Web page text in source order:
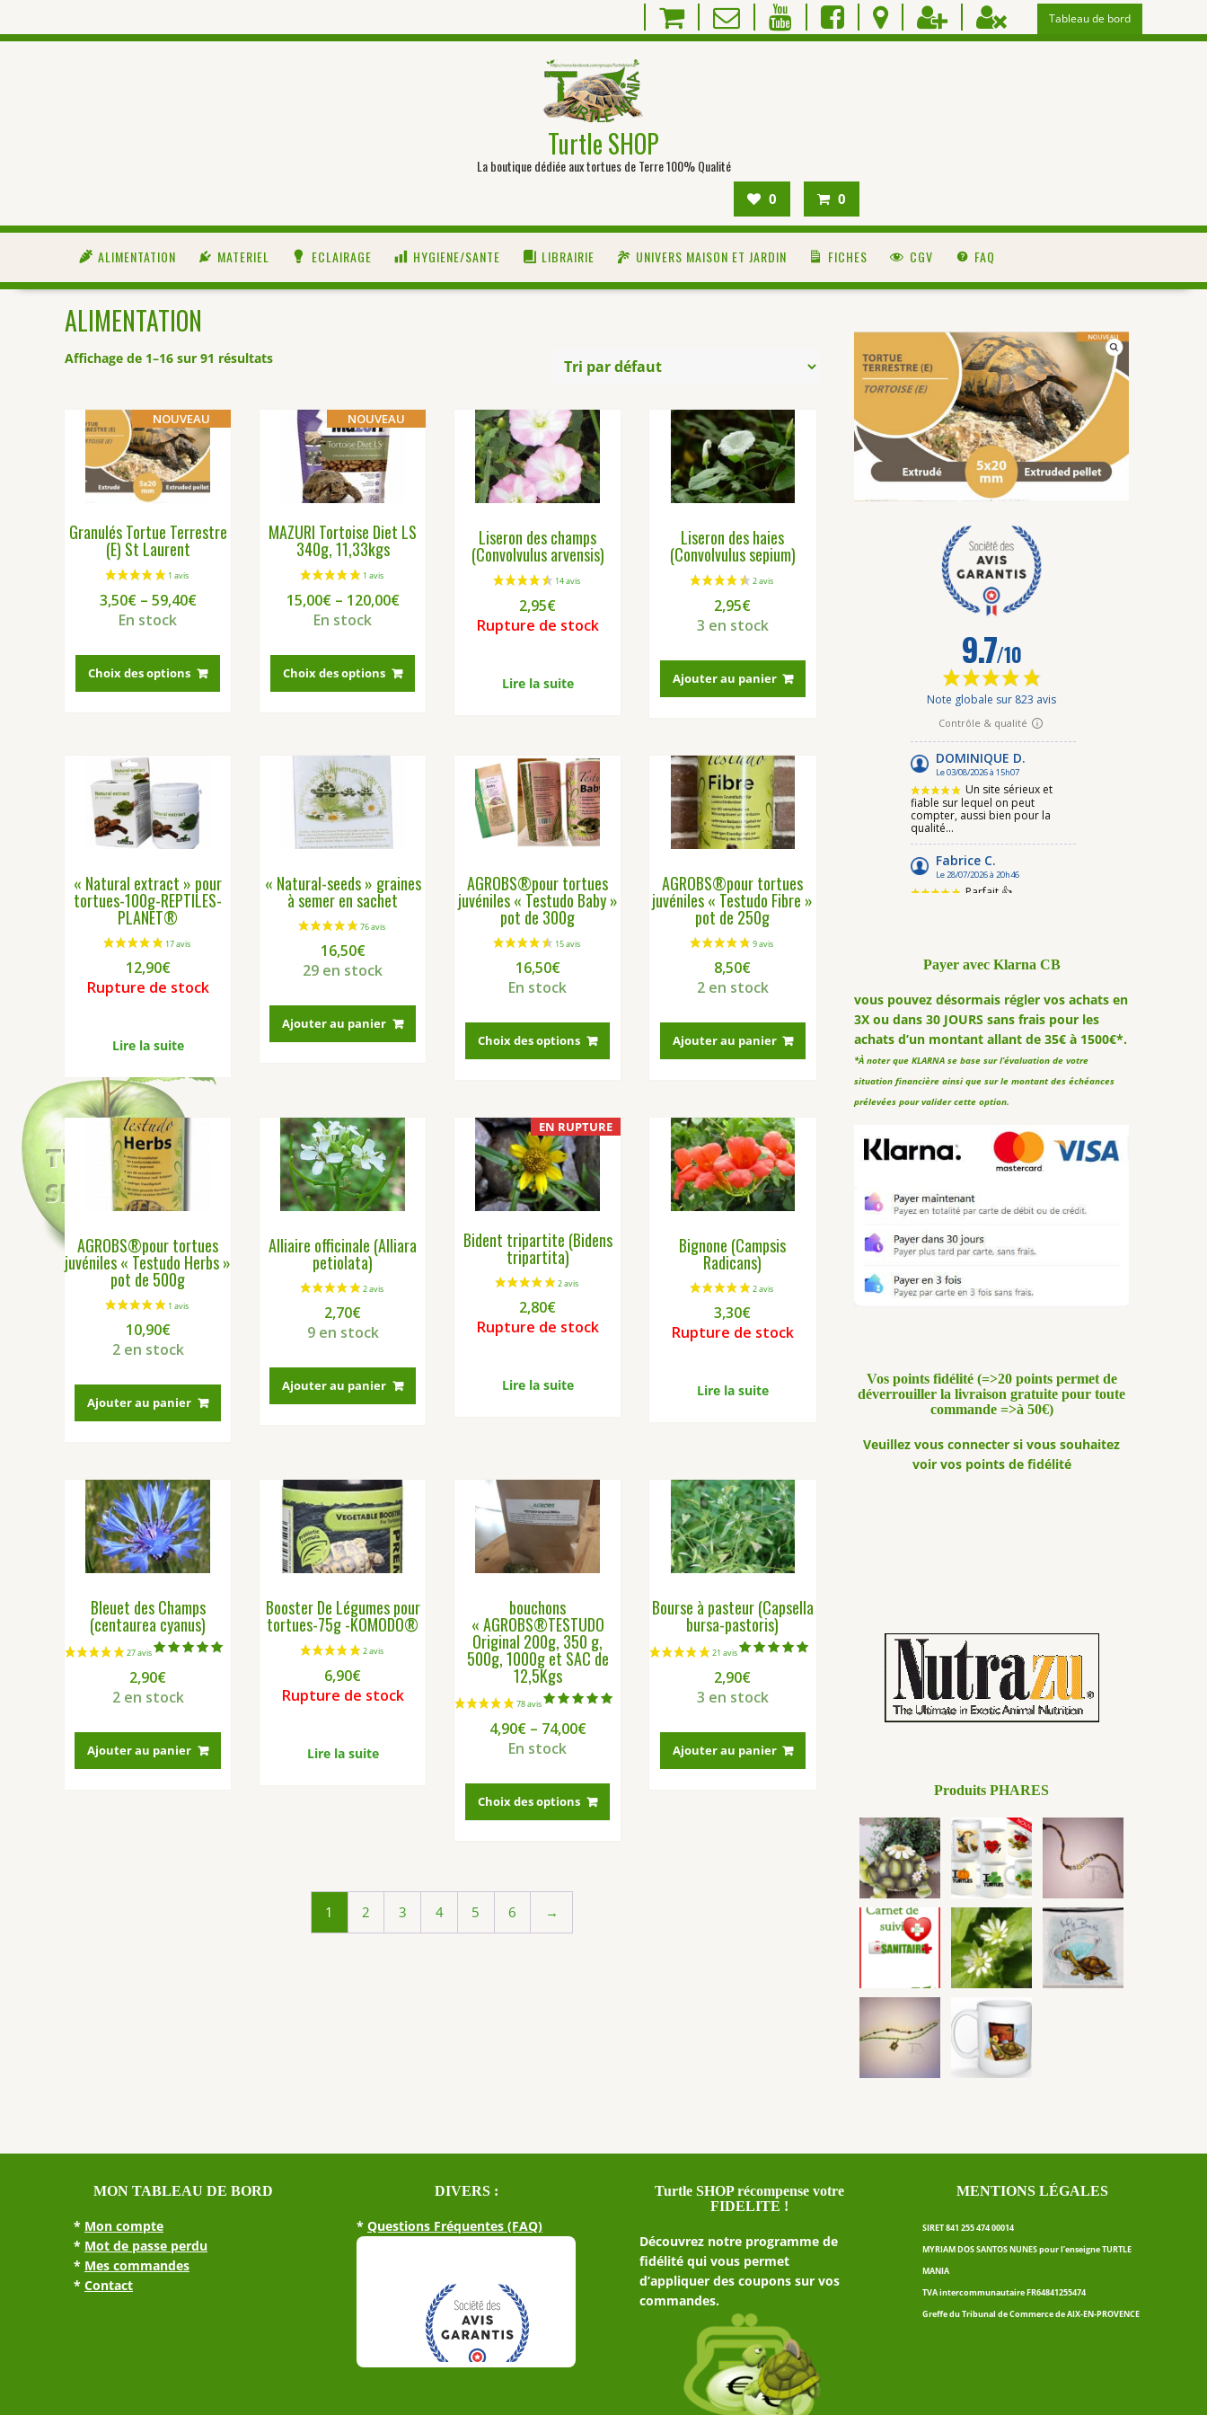
Tableau de bord
Turtle SHOP
La boutique dédiée aux tortues de Terre 100% Qualité
0 0
ALIMENTATION MATERIEL ECLAIRAGE HYGIENE/SANTE LIBRAIRIE UNIVERS MAISON ET JARDIN FICHES CGV FAQ
ALIMENTATION
Affichage de 1–16 sur 91 résultats
NOUVEAU
Granulés Tortue Terrestre
(E) St Laurent
1 avis
3,50€– 59,40€
En stock
Choix des options
Ce
a
du
NOUVEAU
MAZURI Tortoise Diet LS
340g, 11,33kgs
1 avis
15,00€– 120,00€
En stock
Choix des options
Ce
a
page
Liseron des champs
(Convolvulus arvensis)
14 avis
2,95€
Rupture de stock
Lire la suite
Liseron des haies
(Convolvulus sepium)
2,95€
3 en stock
Ajouter au panier
« Natural extract » pour
tortues-100g-REPTILES-
PLANET®
12,90€
Rupture de stock
Lire la suite
« Natural-seeds » graines
à semer en sachet
16,50€
29 en stock
Ajouter au panier
AGROBS®pour tortues
juvéniles « Testudo Baby »
pot de 300g
16,50€
En stock
Choix des options
Ce
a
Les
options
la
AGROBS®pour tortues
juvéniles « Testudo Fibre »
pot de 250g
8,50€
2 en stock
Ajouter au panier
AGROBS®pour tortues
juvéniles « Testudo Herbs »
pot de 500g
10,90€
2 en stock
Ajouter au panier
Alliaire officinale (Alliara
petiolata)
2,70€
9 en stock
Ajouter au panier
EN RUPTURE
Bident tripartite (Bidens
tripartita)
2,80€
Rupture de stock
Lire la suite
Bignone (Campsis
Radicans)
3,30€
Rupture de stock
Lire la suite
Bleuet des Champs
(centaurea cyanus)
2,90€
2 en stock
Ajouter au panier
Booster De Légumes pour
tortues-75g -KOMODO®
6,90€
Rupture de stock
Lire la suite
bouchons
« AGROBS®TESTUDO
Original 200g, 350 g,
500g, 1000g et SAC de
12,5Kgs
5.00
sur 5
4,90€– 74,00€
En stock
Choix des options
Ce
a
Bourse à pasteur (Capsella
bursa-pastoris)
2,90€
3 en stock
Ajouter au panier
1 2 3 4 5 6 →
Payer avec Klarna CB
vous pouvez désormais régler vos achats en
3X ou dans 30 JOURS sans frais pour les
achats d’un montant allant de 35€ à 1500€*.
*À noter que KLARNA se base sur l’évaluation de votre
situation financière ainsi que sur le montant des échéances
prélevées pour valider cette option.
Vos points fidélité (=>20 points permet de
déverrouiller la livraison gratuite pour toute
commande =>à 50€)
Veuillez vous connecter si vous souhaitez
voir vos points de fidélité
Produits PHARES
MON TABLEAU DE BORD
* Mon compte
* Mot de passe perdu
* Mes commandes
* Contact
DIVERS :
* Questions Fréquentes (FAQ)
Turtle SHOP récompense votre
FIDELITE !
Découvrez notre programme de
fidélité qui vous permet
d’appliquer des coupons sur vos
commandes.
MENTIONS LÉGALES
SIRET 841 255 474 00014
MYRIAM DOS SANTOS NUNES pour l’enseigne TURTLE
MANIA
TVA intercommunautaire FR64841255474
Greffe du Tribunal de Commerce de AIX-EN-PROVENCE